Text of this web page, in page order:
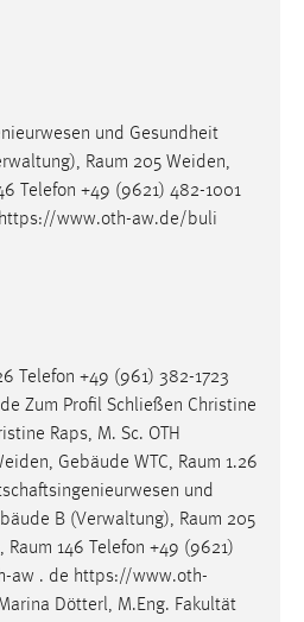
und Gesundheit
Raum 205 Weiden,
Telefon +49 (9621) 482-1001
www.oth-aw.de/buli
Telefon +49 (961) 382-1723
Zum Profil Schließen Christine
Raps, M. Sc. OTH
Gebäude WTC, Raum 1.26
und
B (Verwaltung), Raum 205
Raum 146 Telefon +49 (9621)
aw . de https://www.oth-
Dötterl, M.Eng. Fakultät
Informationen anonym.
uns zu verstehen, wie
_pk_ses